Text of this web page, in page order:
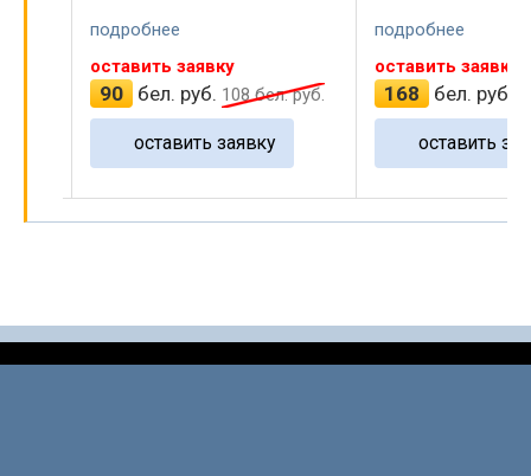
подробнее
оставить заявку
90 бел. руб. 108бел. руб.
оставить заявку
подробнее
оставить заявку
168 бел. руб.
оставить